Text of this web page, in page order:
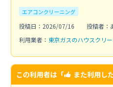
エアコンクリーニング
投稿日：2026/07/16
投稿者：
利用業者： 東京ガスのハウスクリ
この利用者は「 また利用し